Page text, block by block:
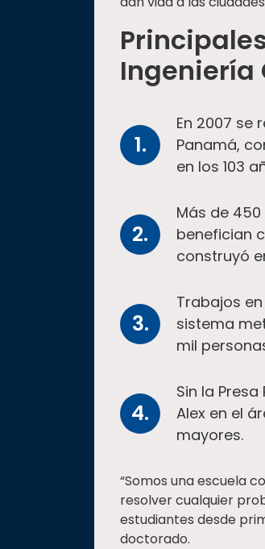
Ingeniería
En 2007 se
Panamá,
en los 103
Más de
benefician
construyó
Trabajos
sistema
mil
Sin la
Alex en el
mayores.
“Somos una escuela
resolver cualquier
estudiantes desde
doctorado.